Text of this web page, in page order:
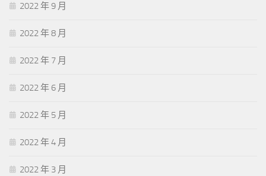
2022 年 9 月
2022 年 8 月
2022 年 7 月
2022 年 6 月
2022 年 5 月
2022 年 4 月
2022 年 3 月